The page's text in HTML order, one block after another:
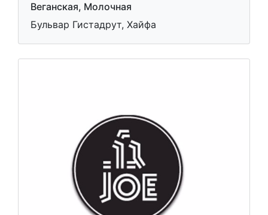
Веганская, Молочная
Бульвар Гистадрут, Хайфа